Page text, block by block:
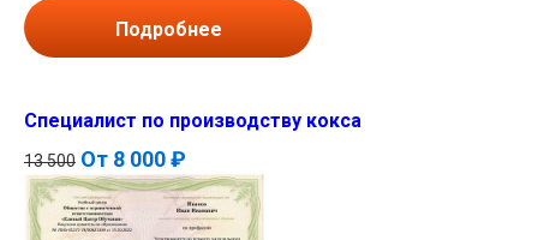
Подробнее
Специалист по производству кокса
13 500 От 8 000 ₽